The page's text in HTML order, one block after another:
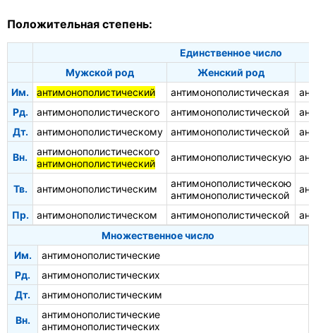
Положительная степень:
Единственное число
Мужской род
Женский род
Им.
антимонополистический антимонополистическая
Рд.
антимонополистического антимонополистической
Дт.
антимонополистическому антимонополистической
Вн.
антимонополистического
антимонополистический
антимонополистическую
Тв. антимонополистическим
антимонополистическою
антимонополистической
Пр. антимонополистическом антимонополистической
Множественное число
Им.
антимонополистические
Рд.
антимонополистических
Дт.
антимонополистическим
Вн.
антимонополистические
антимонополистических